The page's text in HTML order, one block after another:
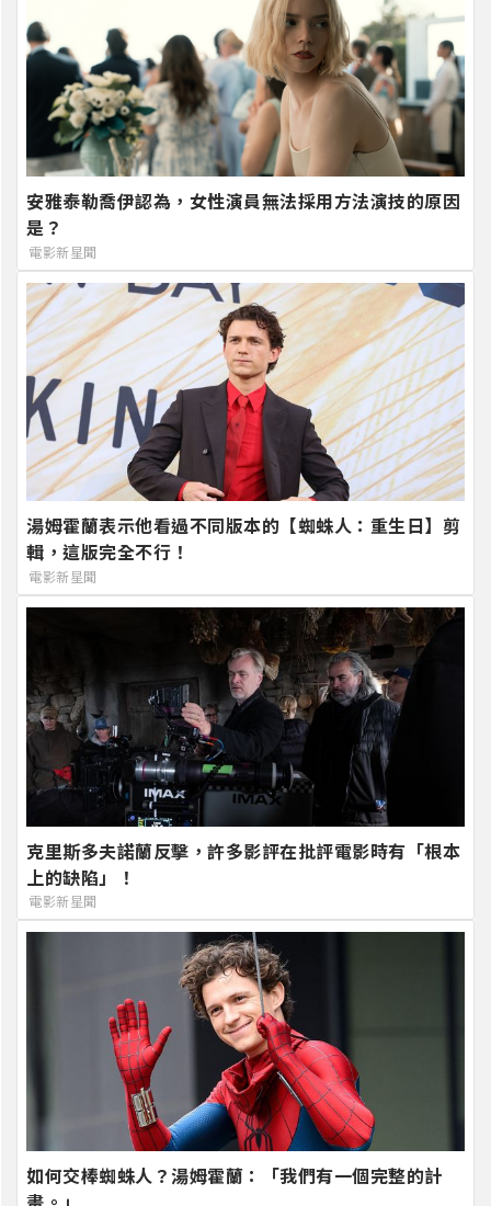
安雅泰勒喬伊認為，女性演員無法採用方法演技的原因
是？
電影新星聞
湯姆霍蘭表示他看過不同版本的【蜘蛛人：重生日】剪
輯，這版完全不行！
電影新星聞
克里斯多夫諾蘭反擊，許多影評在批評電影時有「根本
上的缺陷」！
電影新星聞
如何交棒蜘蛛人？湯姆霍蘭：「我們有一個完整的計